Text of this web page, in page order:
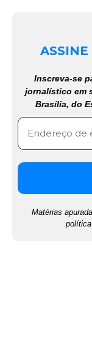
Inscreva-se
jornalístico em
Brasília, do
Matérias